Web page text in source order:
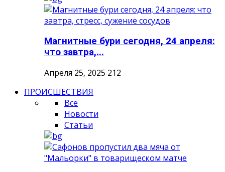
Магнитные бури сегодня, 24 апреля:
что завтра,...
Апреля 25, 2025 212
ПРОИСШЕСТВИЯ
Все
Новости
Статьи